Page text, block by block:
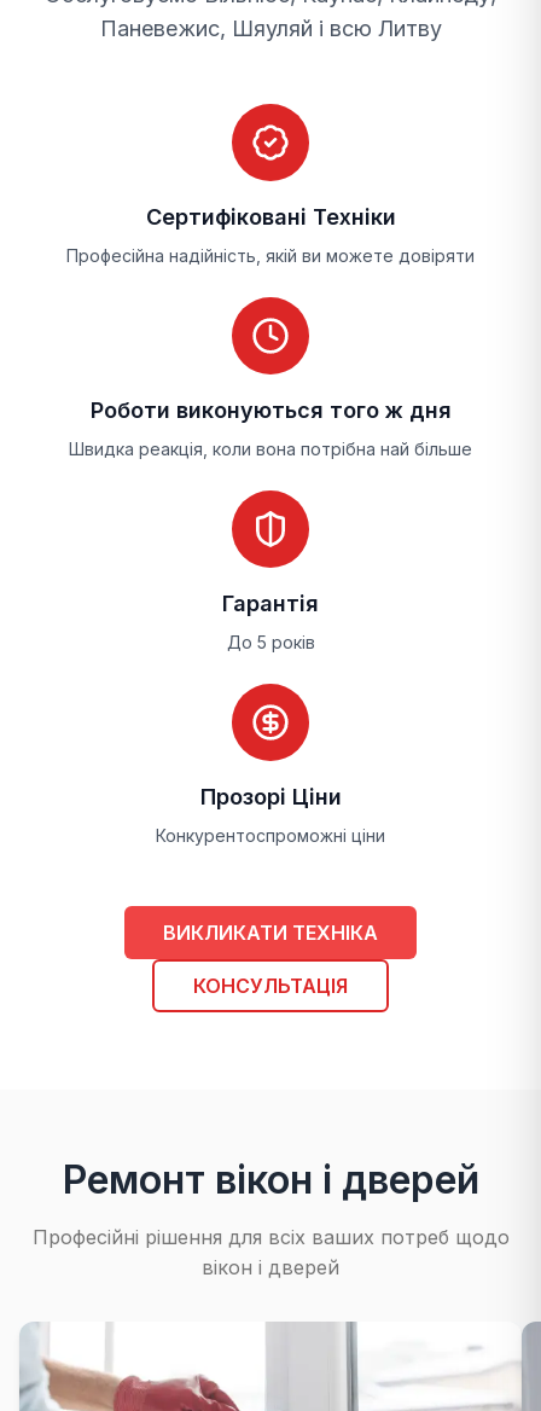
Паневежис, Шяуляй і всю Литву
Сертифіковані Техніки
Професійна надійність, якій ви можете довіряти
Роботи виконуються того ж дня
Швидка реакція, коли вона потрібна най більше
Гарантія
До 5 років
Прозорі Ціни
Конкурентоспроможні ціни
ВИКЛИКАТИ ТЕХНІКА
КОНСУЛЬТАЦІЯ
Ремонт вікон і дверей
Професійні рішення для всіх ваших потреб щодо
вікон і дверей